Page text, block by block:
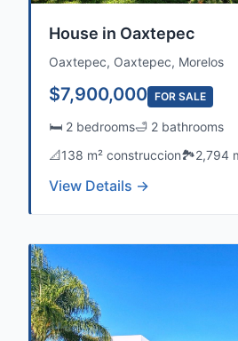
House in Oaxtepec
Oaxtepec, Oaxtepec, Morelos
$7,900,000 FOR SALE
🛏️ 2 bedrooms🛁 2 bathrooms
📐138 m² construccion🏞️2,794
View Details →
Sale, Rent,